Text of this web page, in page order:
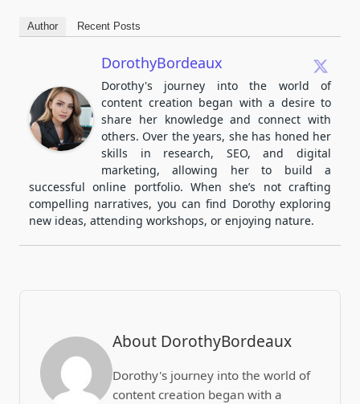
Author Recent Posts
DorothyBordeaux
Dorothy's journey into the world of
content creation began with a desire to
share her knowledge and connect with
others. Over the years, she has honed her
skills in research, SEO, and digital
marketing, allowing her to build a
successful online portfolio. When she’s not crafting
compelling narratives, you can find Dorothy exploring
new ideas, attending workshops, or enjoying nature.
About DorothyBordeaux
Dorothy's journey into the world of
content creation began with a